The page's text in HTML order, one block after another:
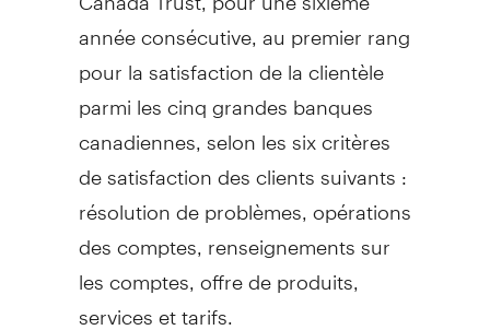
année consécutive, au premier rang
pour la satisfaction de la clientèle
parmi les cinq grandes banques
canadiennes, selon les six critères
de satisfaction des clients suivants :
résolution de problèmes, opérations
des comptes, renseignements sur
les comptes, offre de produits,
services et tarifs.